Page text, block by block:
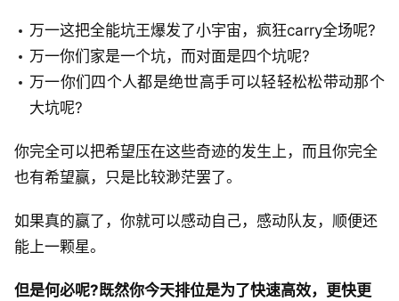
万一这把全能坑王爆发了小宇宙，疯狂carry全场呢?
万一你们家是一个坑，而对面是四个坑呢?
万一你们四个人都是绝世高手可以轻轻松松带动那个
大坑呢?
你完全可以把希望压在这些奇迹的发生上，而且你完全
也有希望赢，只是比较渺茫罢了。
如果真的赢了，你就可以感动自己，感动队友，顺便还
能上一颗星。
但是何必呢?既然你今天排位是为了快速高效，更快更